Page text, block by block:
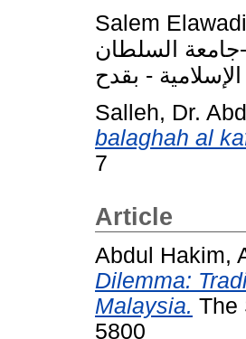
Salem
السلطان
Salleh, Dr.
balaghah al
7
Article
Abdul Hakim,
Dilemma:
Malaysia. The
5800